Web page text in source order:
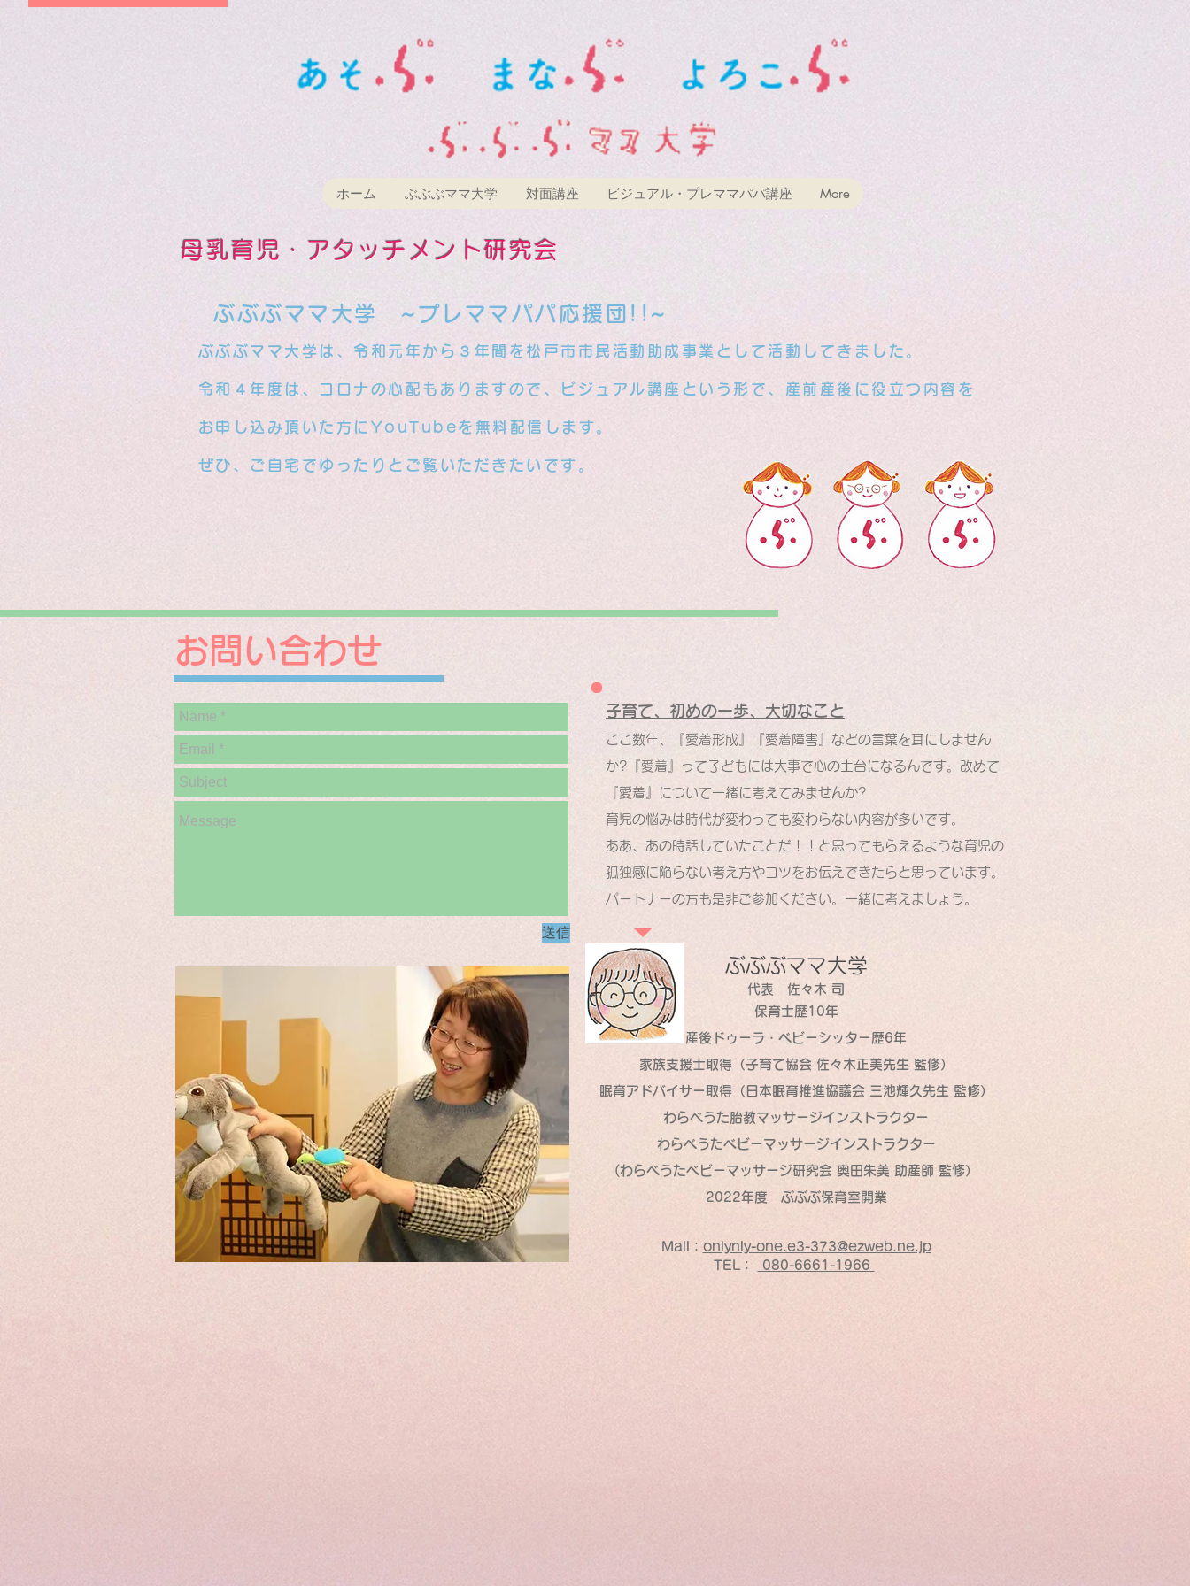
ホーム ぶぶぶママ大学 対面講座 ビジュアル・プレママパパ講座 More
母乳育児・アタッチメント研究会
ぶぶぶママ大学 ~プレママパパ応援団!!~
ぶぶぶママ大学は、令和元年から３年間を松戸市市民活動助成事業として活動してきました。
​ 令和４年度は、コロナの心配もありますので、ビジュアル講座という形で、産前産後に役立つ内容を
お申し込み頂いた方にYouTubeを無料配信します。
ぜひ、ご自宅でゆったりとご覧いただきたいです。
お問い合わせ
送信
​ぶぶぶママ大学
代表 佐々木 司
保育士歴10年
産後ドゥーラ・べビーシッター歴6年
家族支援士取得（子育て協会 佐々木正美先生 監修）
眠育アドバイサー取得（日本眠育推進協議会 三池輝久先生 監修）
わらべうた胎教マッサージインストラクター
わらべうたベビーマッサージインストラクター
(​わらべうたベビーマッサージ研究会 奥田朱美 助産師 監修）
​2022年度 ぶぶぶ保育室開業
Mall： onlynly-one.e3-373@ezweb.ne.jp
TEL：
080-6661-1966
子育て、初めの一歩、大切なこと
ここ数年、『愛着形成』『愛着障害』などの言葉を耳にしません
か?『愛着』って子どもには大事で心の土台になるんです。改めて
『愛着』について一緒に考えてみませんか?
育児の悩みは時代が変わっても変わらない内容が多いです。
ああ、あの時話していたことだ！！と思ってもらえるような育児の
孤独感に陥らない考え方やコツをお伝えできたらと思っています。
パートナーの方も是非ご参加ください。一緒に考えましょう。